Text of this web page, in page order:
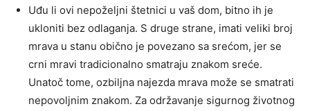
Uđu li ovi nepoželjni štetnici u vaš dom, bitno ih je
ukloniti bez odlaganja. S druge strane, imati veliki broj
mrava u stanu obično je povezano sa srećom, jer se
crni mravi tradicionalno smatraju znakom sreće.
Unatoč tome, ozbiljna najezda mrava može se smatrati
nepovoljnim znakom. Za održavanje sigurnog životnog